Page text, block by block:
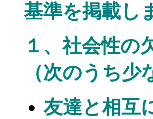
基準を掲載し
１、社会性
（次のうち
友達と相互